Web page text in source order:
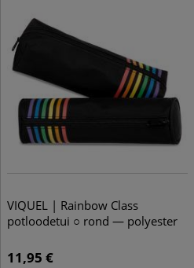
VIQUEL | Rainbow Class
potloodetui ○ rond — polyester
11,95 €